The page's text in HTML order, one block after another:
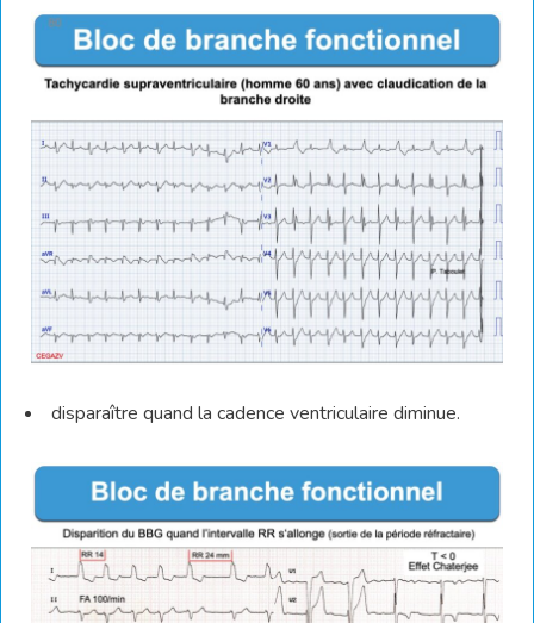
disparaître quand la cadence ventriculaire diminue.